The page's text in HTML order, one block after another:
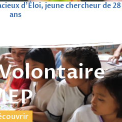
d’Éloi, jeune chercheur de 28
ans